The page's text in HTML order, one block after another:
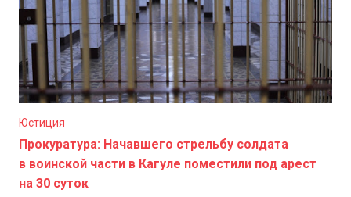
Юстиция
Прокуратура: Начавшего стрельбу солдата
в воинской части в Кагуле поместили под арест
на 30 суток